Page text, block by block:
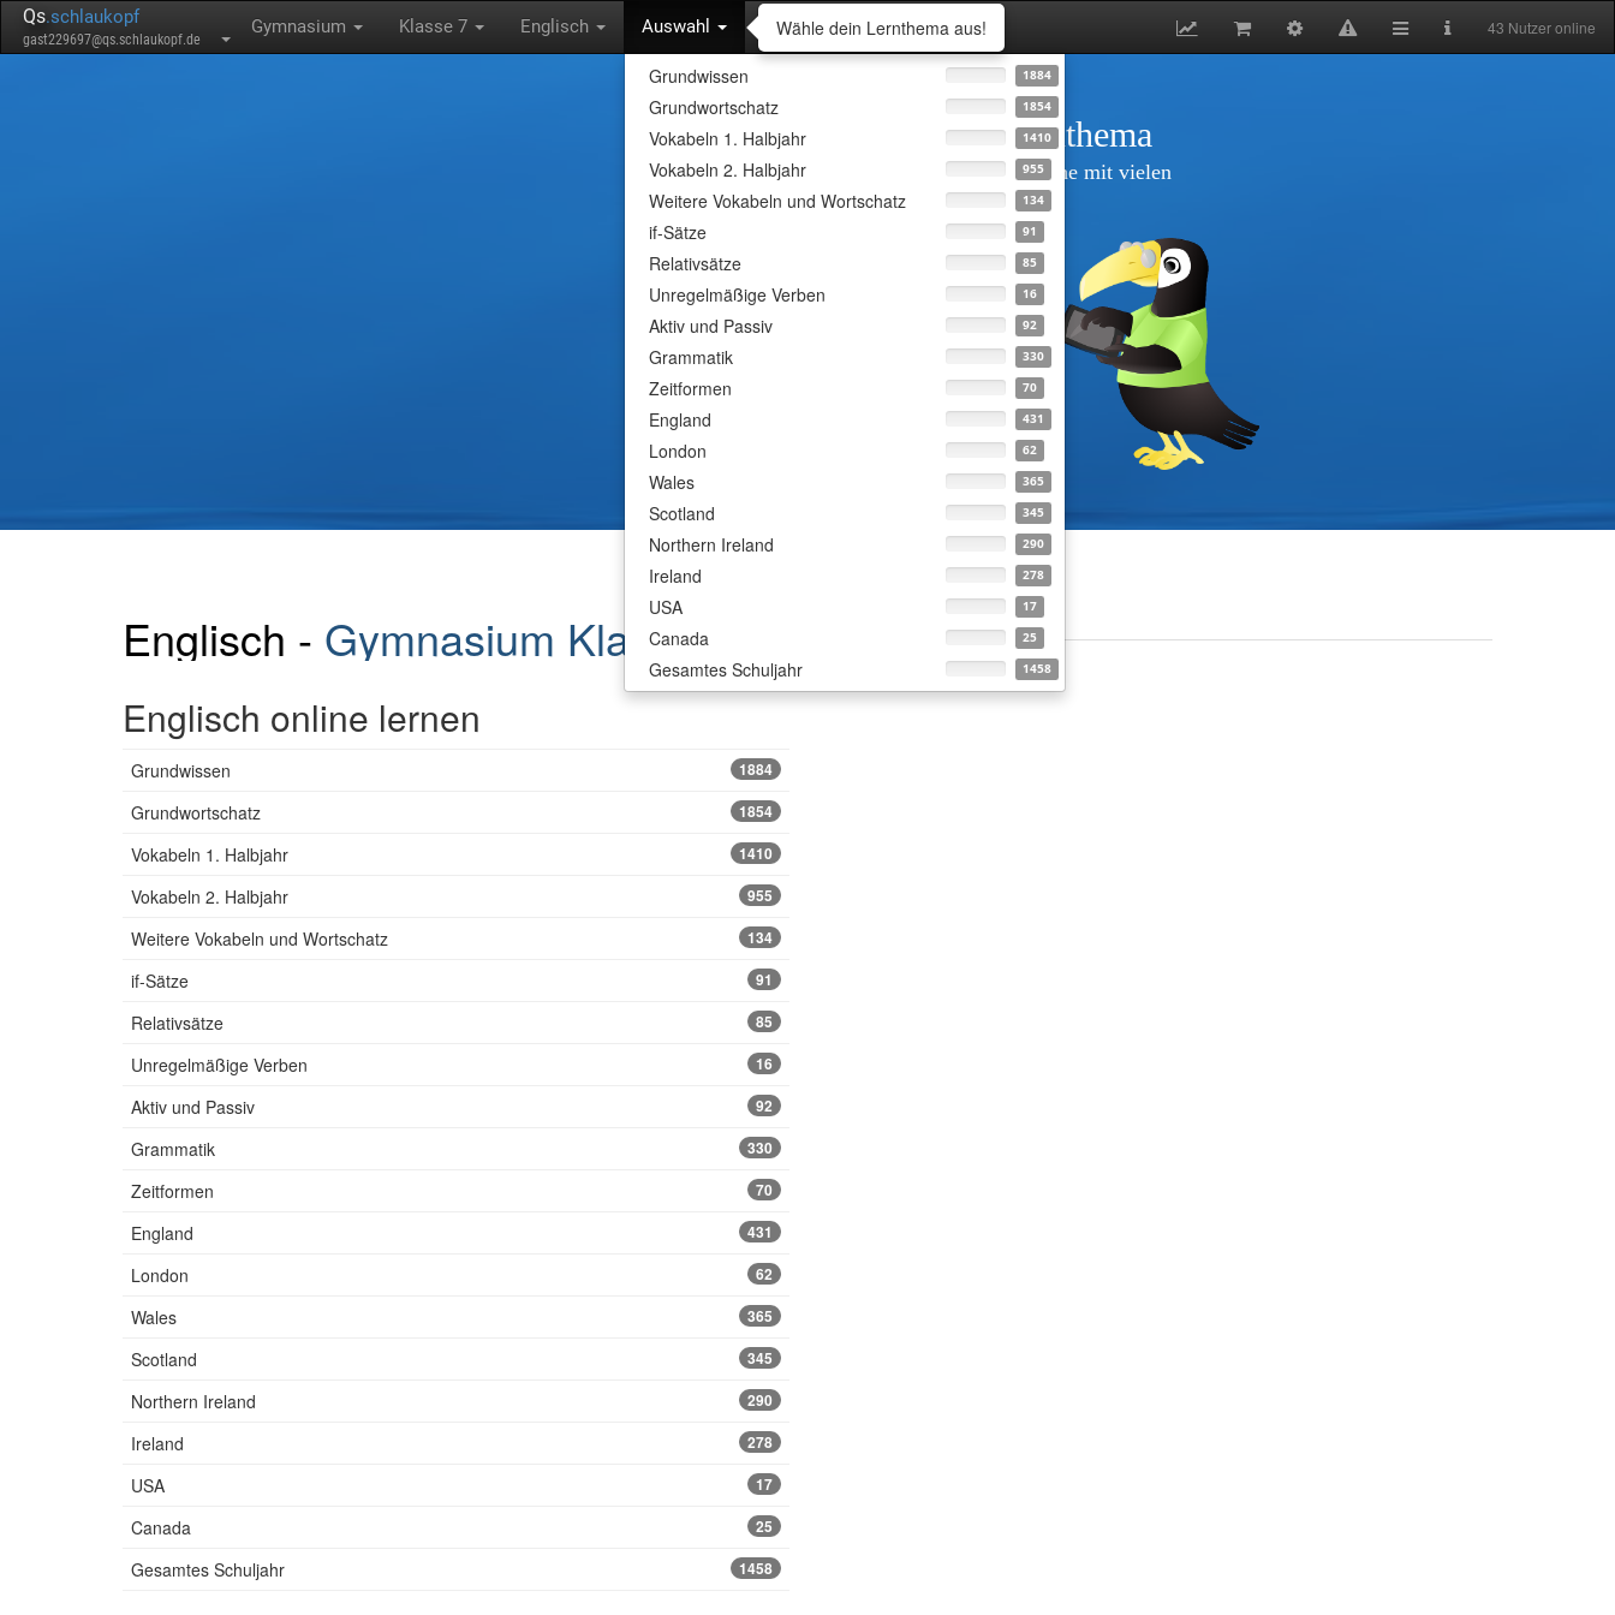
Qs.schlaukopf
gast229697@qs.schlaukopf.de
Gymnasium Klasse 7 Englisch Auswahl
Grundwissen 1884
Grundwortschatz 1854
Vokabeln 1. Halbjahr 1410
Vokabeln 2. Halbjahr 955
Weitere Vokabeln und Wortschatz 134
if-Sätze 91
Relativsätze 85
Unregelmäßige Verben 16
Aktiv und Passiv 92
Grammatik 330
Zeitformen 70
England 431
London 62
Wales 365
Scotland 345
Northern Ireland 290
Ireland 278
USA 17
Canada 25
Gesamtes Schuljahr 1458
43 Nutzer online
Wähle dein Lernthema
Lass dich abfragen und lerne mit vielen
interessanten Inhalten.
Englisch - Gymnasium Klasse 7
Englisch online lernen
Grundwissen 1884
Grundwortschatz 1854
Vokabeln 1. Halbjahr 1410
Vokabeln 2. Halbjahr 955
Weitere Vokabeln und Wortschatz 134
if-Sätze 91
Relativsätze 85
Unregelmäßige Verben 16
Aktiv und Passiv 92
Grammatik 330
Zeitformen 70
England 431
London 62
Wales 365
Scotland 345
Northern Ireland 290
Ireland 278
USA 17
Canada 25
Gesamtes Schuljahr 1458
Wähle dein Lernthema aus!